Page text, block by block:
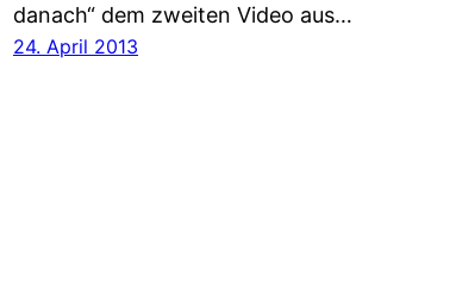
danach“ dem zweiten Video aus…
24. April 2013